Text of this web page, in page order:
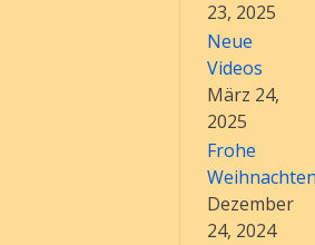
23, 2025
Neue
Videos
März 24,
2025
Frohe
Dezember
24, 2024